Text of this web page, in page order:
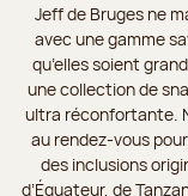
Jeff de Bruges ne
avec une gamme
qu’elles soient
une collection de
ultra réconfortante.
au rendez-vous
des inclusions
d’Équateur, de